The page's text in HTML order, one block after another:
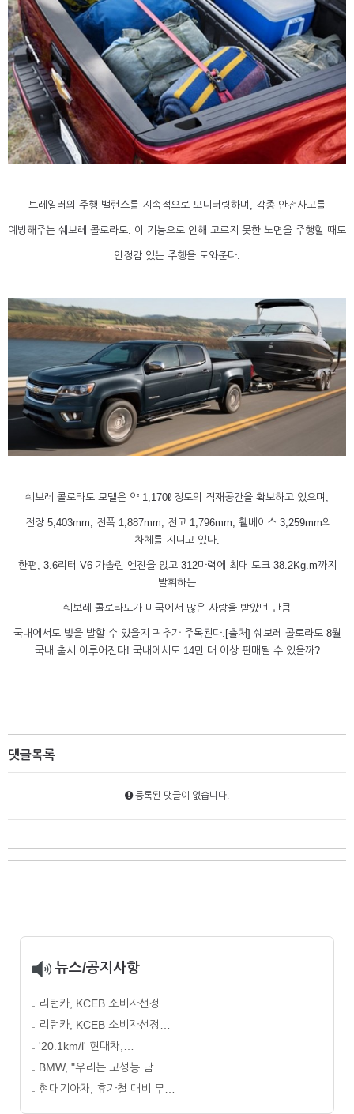
트레일러의 주행 밸런스를 지속적으로 모니터링하며, 각종 안전사고를
예방해주는 쉐보레 콜로라도. 이 기능으로 인해 고르지 못한 노면을 주행할 때도
안정감 있는 주행을 도와준다.
쉐보레 콜로라도 모델은 약 1,170ℓ 정도의 적재공간을 확보하고 있으며,
전장 5,403mm, 전폭 1,887mm, 전고 1,796mm, 휄베이스 3,259mm의
차체를 지니고 있다.
한편, 3.6리터 V6 가솔린 엔진을 얹고 312마력에 최대 토크 38.2Kg.m까지
발휘하는
쉐보레 콜로라도가 미국에서 많은 사랑을 받았던 만큼
국내에서도 빛을 발할 수 있을지 귀추가 주목된다.[출처] 쉐보레 콜로라도 8월
국내 출시 이루어진다! 국내에서도 14만 대 이상 판매될 수 있을까?
댓글목록
등록된 댓글이 없습니다.
뉴스/공지사항
리턴카, KCEB 소비자선정…
리턴카, KCEB 소비자선정…
'20.1km/l' 현대차,…
BMW, "우리는 고성능 남…
현대기아차, 휴가철 대비 무…